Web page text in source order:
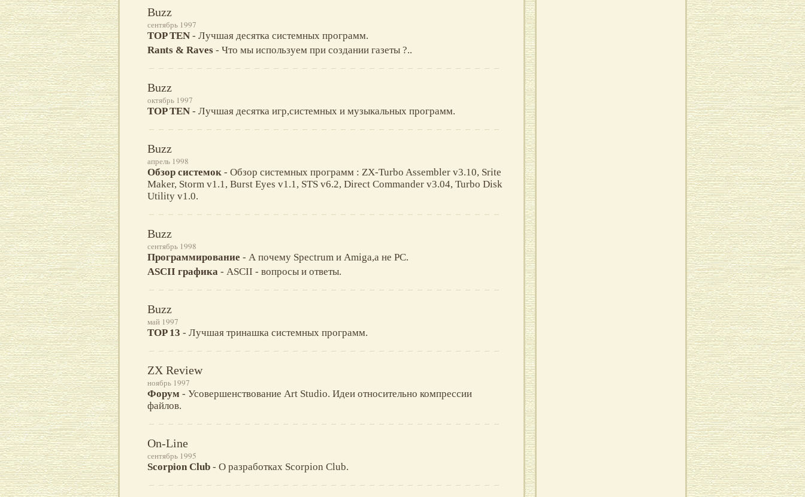
Buzz
сентябрь 1997
TOP TEN - Лучшая десятка системных программ.
Rants & Raves - Что мы используем при создании газеты ?..
Buzz
октябрь 1997
TOP TEN - Лучшая десятка игр,системных и музыкальных программ.
Buzz
апрель 1998
Обзор системок - Обзор системных программ : ZX-Turbo Assembler v3.10, Srite
Maker, Storm v1.1, Burst Eyes v1.1, STS v6.2, Direct Commander v3.04, Turbo Disk
Utility v1.0.
Buzz
сентябрь 1998
Программирование - А почему Spectrum и Amiga,а не PC.
ASCII графика - ASCII - вопросы и ответы.
Buzz
май 1997
TOP 13 - Лучшая тринашка системных программ.
ZX Review
ноябрь 1997
Форум - Усовершенствование Art Studio. Идеи относительно компрессии
файлов.
On-Line
сентябрь 1995
Scorpion Club - О разработках Scorpion Club.